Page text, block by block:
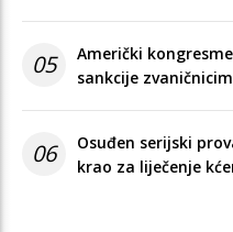
05
Američki
sankcije
06
Osuđen serijski
krao za liječenje